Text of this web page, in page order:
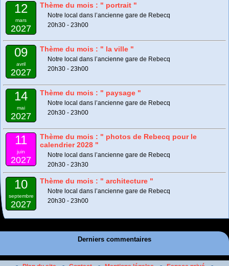
12
mars
2027
Thème du mois : " portrait "
Notre local dans l’ancienne gare de Rebecq
20h30 - 23h00
09
avril
2027
Thème du mois : " la ville "
Notre local dans l’ancienne gare de Rebecq
20h30 - 23h00
14
mai
2027
Thème du mois : " paysage "
Notre local dans l’ancienne gare de Rebecq
20h30 - 23h00
11
juin
2027
Thème du mois : " photos de Rebecq pour le
calendrier 2028 "
Notre local dans l’ancienne gare de Rebecq
20h30 - 23h30
10
septembre
2027
Thème du mois : " architecture "
Notre local dans l’ancienne gare de Rebecq
20h30 - 23h00
Derniers commentaires